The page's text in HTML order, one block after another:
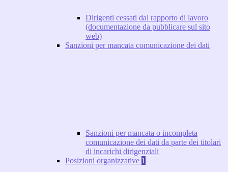
Dirigenti cessati dal rapporto di lavoro
(documentazione da pubblicare sul sito
web)
Sanzioni per mancata comunicazione dei dati
Sanzioni per mancata o incompleta
comunicazione dei dati da parte dei titolari
di incarichi dirigenziali
Posizioni organizzative 1